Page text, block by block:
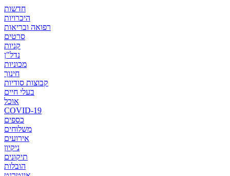
חדשות
היכרויות
רפואה ובריאות
סרטים
קניות
נדל"ן
מכוניות
חינוך
קבוצות סודיות
בעלי חיים
אוכל
COVID-19
כספים
משלוחים
אירועים
ניקיון
תיקונים
הובלות